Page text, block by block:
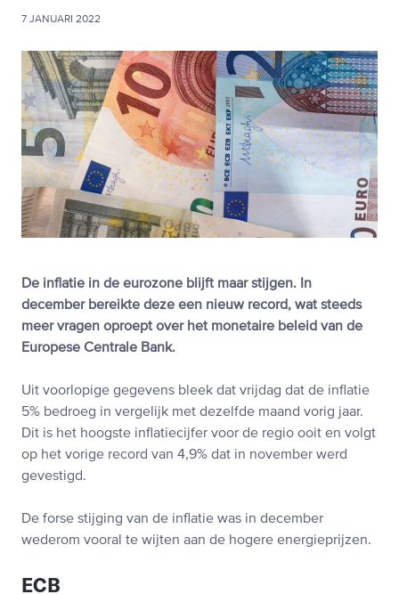
7 JANUARI 2022
De inflatie in de eurozone blijft maar stijgen. In
december bereikte deze een nieuw record, wat steeds
meer vragen oproept over het monetaire beleid van de
Europese Centrale Bank.
Uit voorlopige gegevens bleek dat vrijdag dat de inflatie
5% bedroeg in vergelijk met dezelfde maand vorig jaar.
Dit is het hoogste inflatiecijfer voor de regio ooit en volgt
op het vorige record van 4,9% dat in november werd
gevestigd.
De forse stijging van de inflatie was in december
wederom vooral te wijten aan de hogere energieprijzen.
ECB